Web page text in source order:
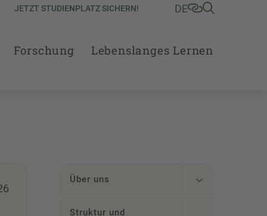
JETZT STUDIENPLATZ SICHERN! DE
Forschung Lebenslanges Lernen
Über uns
Struktur und